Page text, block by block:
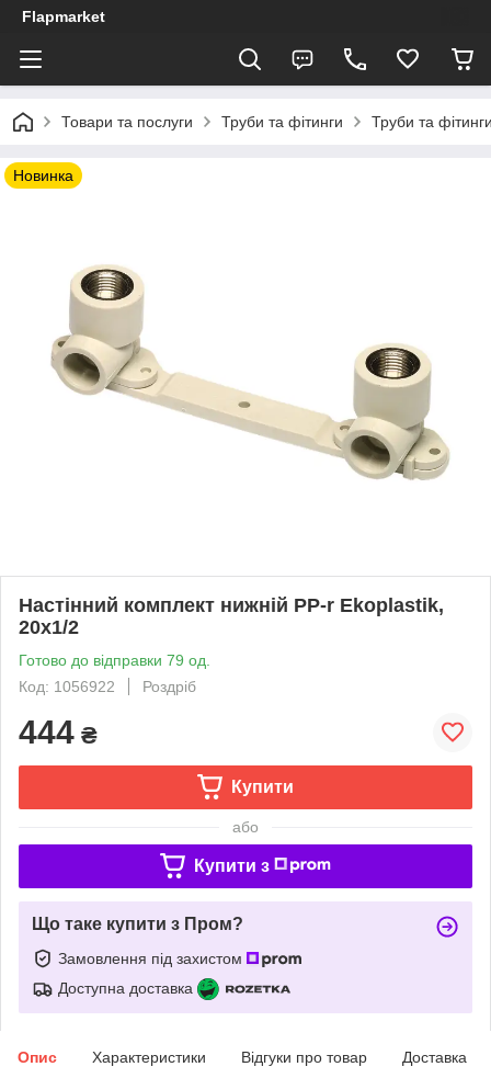
Flapmarket
Товари та послуги Труби та фітинги Труби та
Новинка
Настінний комплект нижній PP-r Ekoplastik,
20х1/2
Готово до відправки 79 од.
Код: 1056922
Роздріб
444 ₴
Купити
або
Купити з
Що таке купити з Пром?
Замовлення під захистом
Доступна доставка
Опис Характеристики Відгуки про товар Доставка